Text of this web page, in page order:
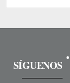
SÍGUENOS